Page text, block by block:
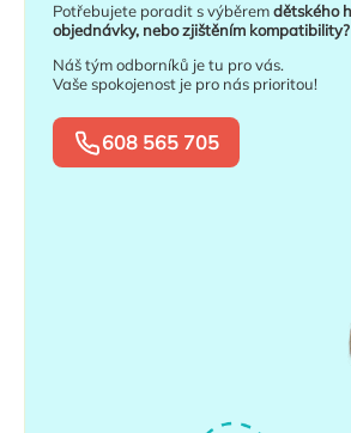
Potřebujete poradit s výběremdětského
objednávky, nebo zjištěním kompatibility?
Náš tým odborníků je tu pro vás.
Vaše spokojenost je pro nás prioritou!
608 565 705